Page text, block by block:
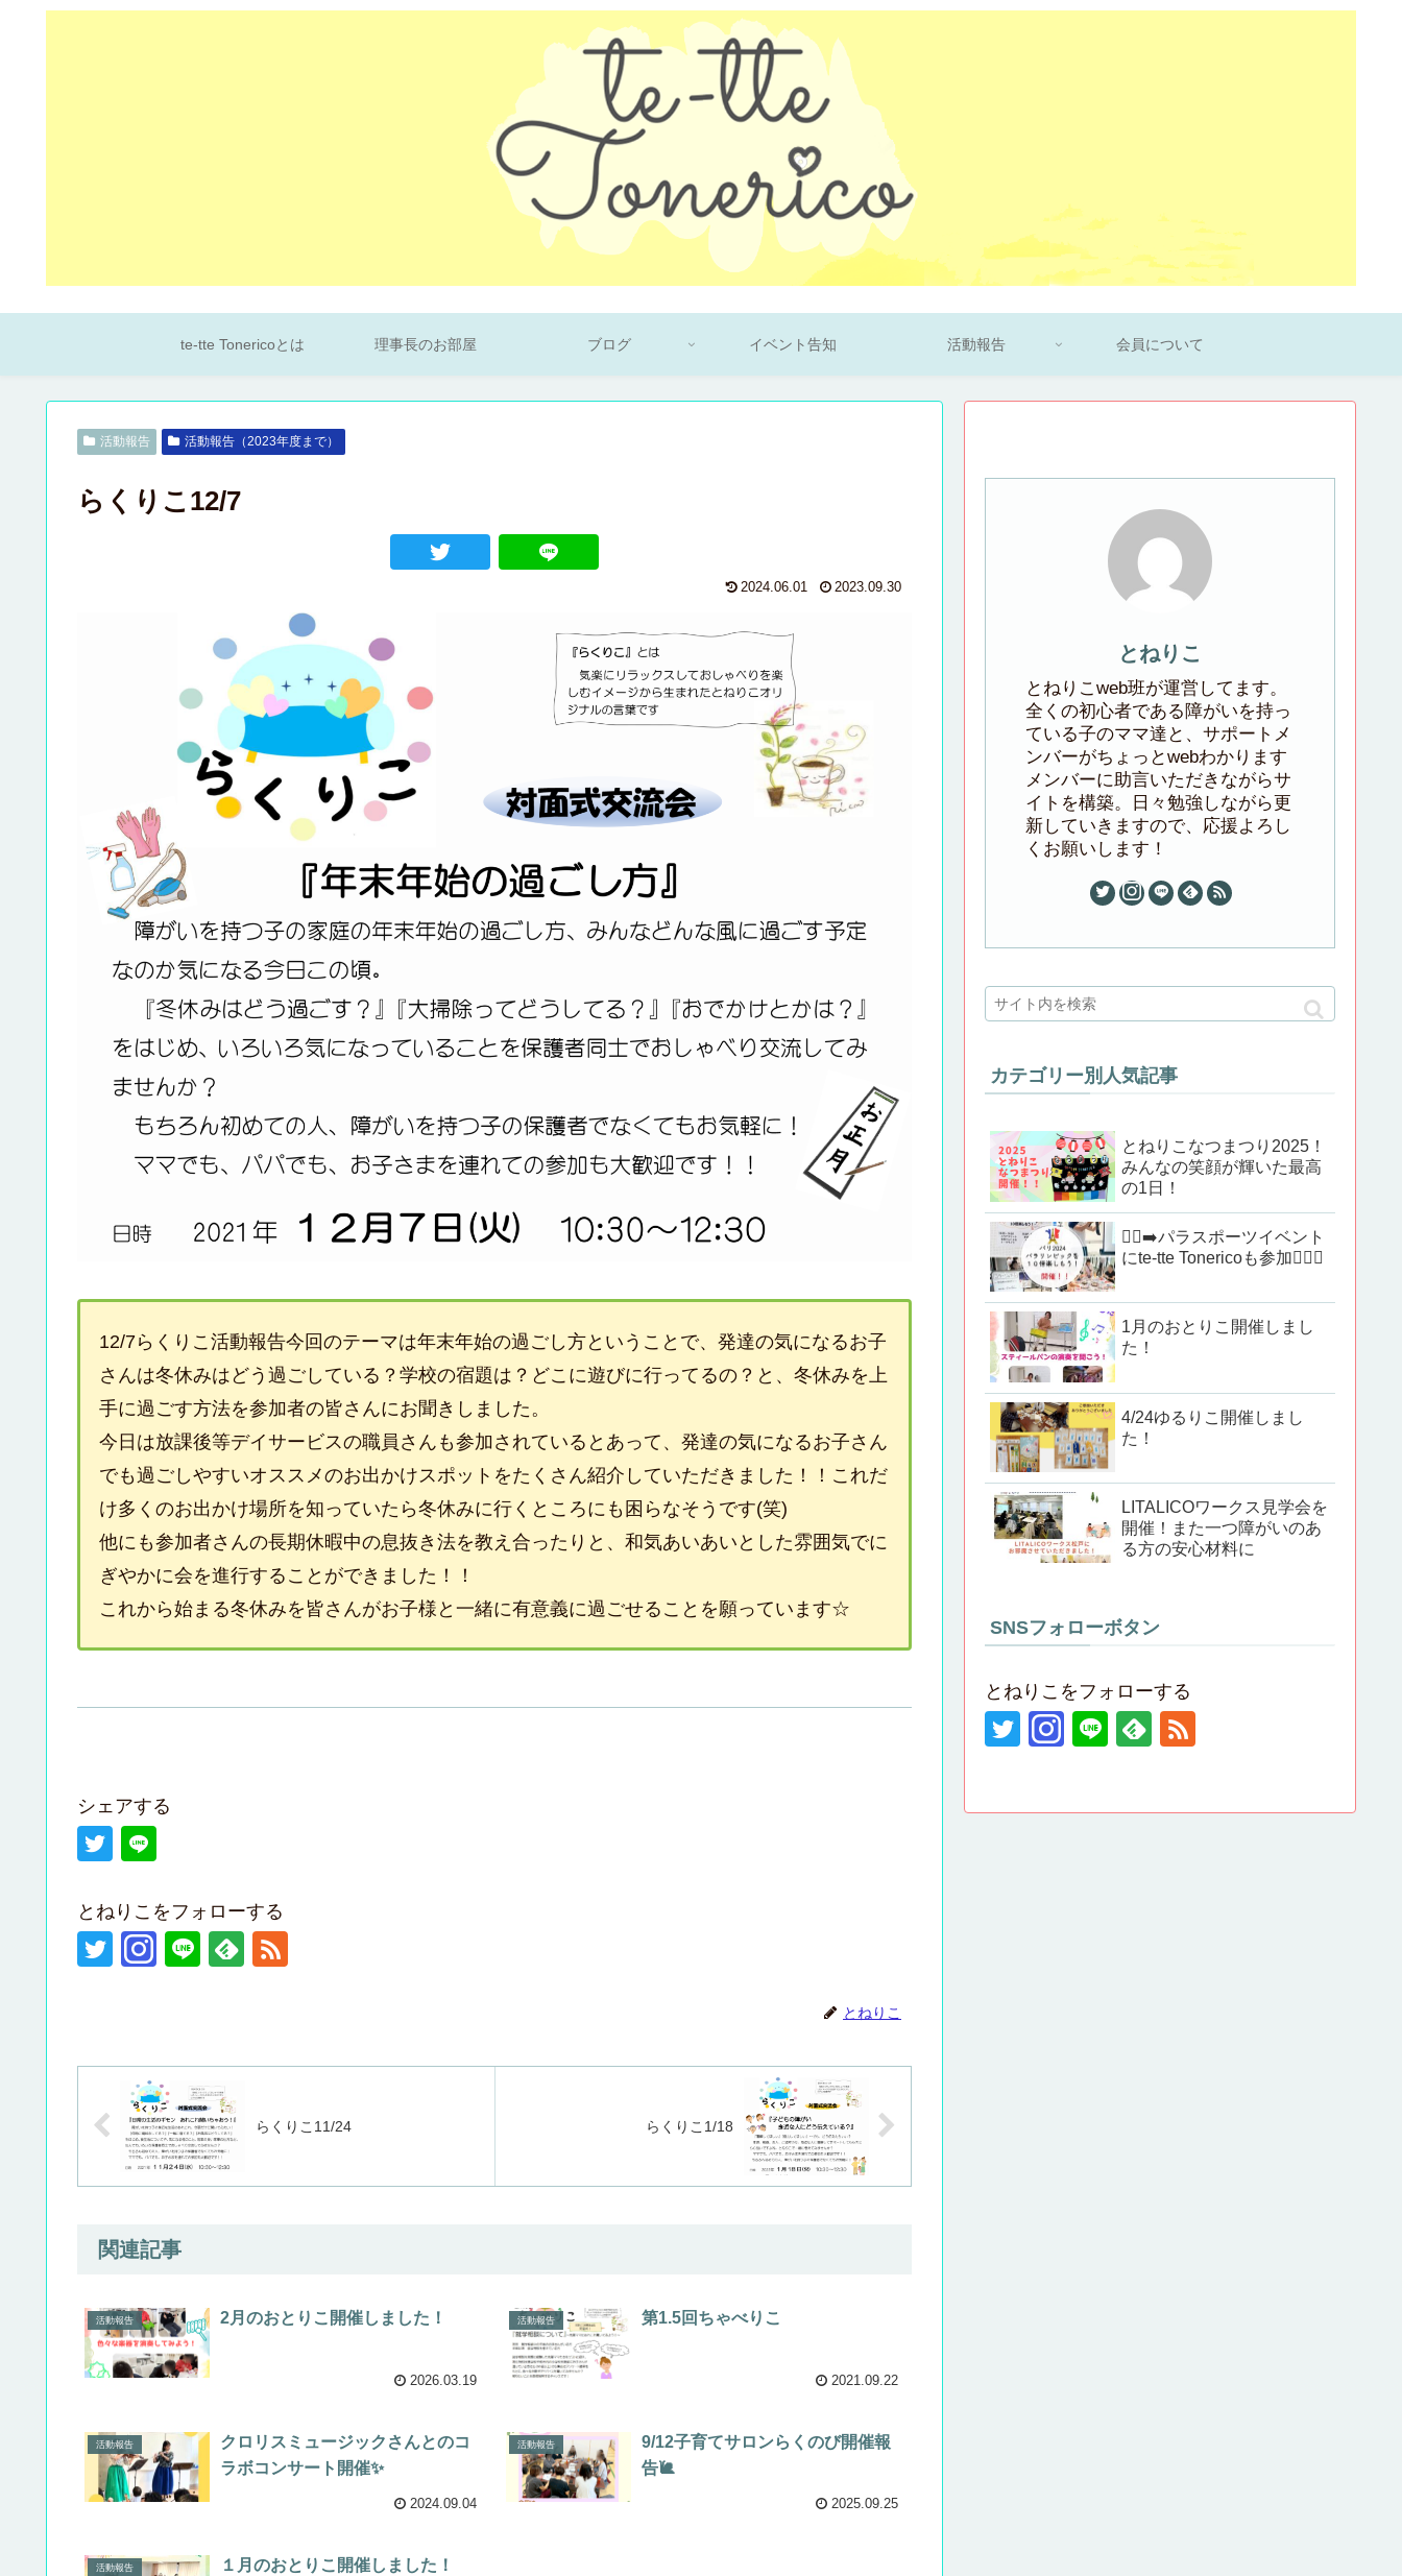
te-tte Tonericoとは 理事長のお部屋 ブログ イベント告知 活動報告 会員について
活動報告 活動報告（2023年度まで）
らくりこ12/7
2024.06.01 2023.09.30
12/7らくりこ活動報告今回のテーマは年末年始の過ごし方ということで、発達の気になるお子
さんは冬休みはどう過ごしている？学校の宿題は？どこに遊びに行ってるの？と、冬休みを上
手に過ごす方法を参加者の皆さんにお聞きしました。
今日は放課後等デイサービスの職員さんも参加されているとあって、発達の気になるお子さん
でも過ごしやすいオススメのお出かけスポットをたくさん紹介していただきました！！これだ
け多くのお出かけ場所を知っていたら冬休みに行くところにも困らなそうです(笑)
他にも参加者さんの長期休暇中の息抜き法を教え合ったりと、和気あいあいとした雰囲気でに
ぎやかに会を進行することができました！！
これから始まる冬休みを皆さんがお子様と一緒に有意義に過ごせることを願っています☆
シェアする
とねりこをフォローする
とねりこ
らくりこ11/24 らくりこ1/18
関連記事
活動報告 2月のおとりこ開催しました！
2026.03.19
活動報告 第1.5回ちゃべりこ
2021.09.22
活動報告
クロリスミュージックさんとのコ
ラボコンサート開催✨
2024.09.04
活動報告
9/12子育てサロンらくのび開催報
告🐌
2025.09.25
活動報告 １月のおとりこ開催しました！
とねりこ
とねりこweb班が運営してます。
全くの初心者である障がいを持っ
ている子のママ達と、サポートメ
ンバーがちょっとwebわかります
メンバーに助言いただきながらサ
イトを構築。日々勉強しながら更
新していきますので、応援よろし
くお願いします！
カテゴリー別人気記事
とねりこなつまつり2025！
みんなの笑顔が輝いた最高
の1日！
🏃‍♂️‍➡️パラスポーツイベント
にte-tte Tonericoも参加🏃‍♂️✨
1月のおとりこ開催しまし
た！
4/24ゆるりこ開催しまし
た！
LITALICOワークス見学会を
開催！また一つ障がいのあ
る方の安心材料に
SNSフォローボタン
とねりこをフォローする